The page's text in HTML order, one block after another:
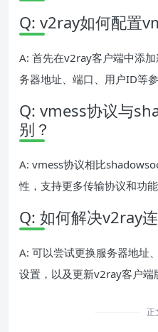
Q: v2ray如何配置
A: 首先在v2ray客户端中添
务器地址、端口、用户ID等
Q: vmess协议与
别？
A: vmess协议相比
性，支持更多传输协议和功能
Q: 如何解决v2ray
A: 可以尝试更换服务器地址
设置，以及更新v2ray客户端
正